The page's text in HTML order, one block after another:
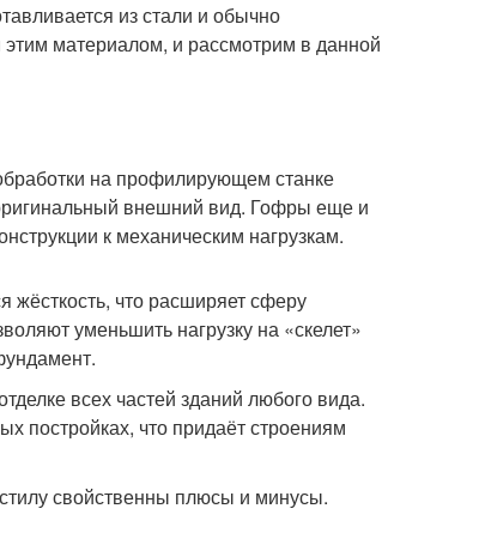
из стали и обычно
материалом, и рассмотрим в данной
на профилирующем станке
внешний вид. Гофры еще и
к механическим нагрузкам.
что расширяет сферу
уменьшить нагрузку на «скелет»
всех частей зданий любого вида.
постройках, что придаёт строениям
свойственны плюсы и минусы.